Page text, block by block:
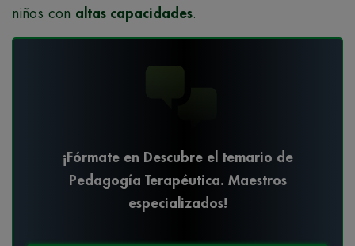
niños con altas capacidades.
¡Fórmate en Descubre el temario de
Pedagogía Terapéutica. Maestros
especializados!